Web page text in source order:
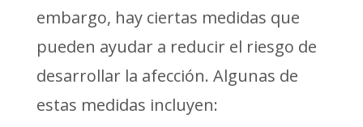
embargo, hay ciertas medidas que
pueden ayudar a reducir el riesgo de
desarrollar la afección. Algunas de
estas medidas incluyen: